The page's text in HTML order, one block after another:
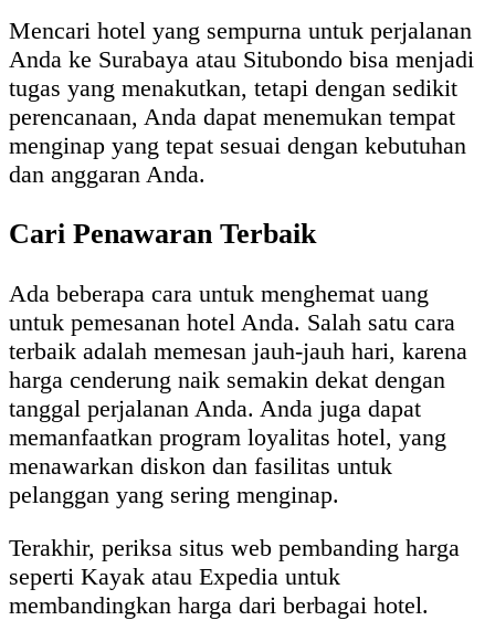
Mencari hotel yang sempurna untuk perjalanan
Anda ke Surabaya atau Situbondo bisa menjadi
tugas yang menakutkan, tetapi dengan sedikit
perencanaan, Anda dapat menemukan tempat
menginap yang tepat sesuai dengan kebutuhan
dan anggaran Anda.
Cari Penawaran Terbaik
Ada beberapa cara untuk menghemat uang
untuk pemesanan hotel Anda. Salah satu cara
terbaik adalah memesan jauh-jauh hari, karena
harga cenderung naik semakin dekat dengan
tanggal perjalanan Anda. Anda juga dapat
memanfaatkan program loyalitas hotel, yang
menawarkan diskon dan fasilitas untuk
pelanggan yang sering menginap.
Terakhir, periksa situs web pembanding harga
seperti Kayak atau Expedia untuk
membandingkan harga dari berbagai hotel.